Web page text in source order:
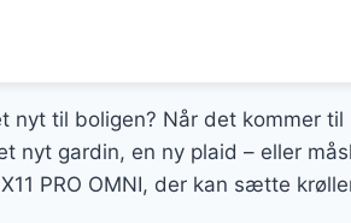
nyt til boligen? Når det kommer
nyt gardin, en ny plaid – eller
PRO OMNI, der kan sætte